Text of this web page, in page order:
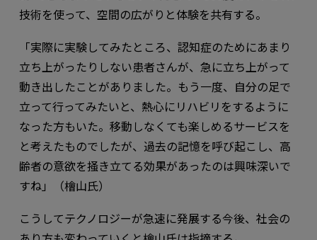
技術を使って、空間の広がりと体験を共有する。
「実際に実験してみたところ、認知症のためにあまり
立ち上がったりしない患者さんが、急に立ち上がって
動き出したことがありました。もう一度、自分の足で
立って行ってみたいと、熱心にリハビリをするように
なった方もいた。移動しなくても楽しめるサービスを
と考えたものでしたが、過去の記憶を呼び起こし、高
齢者の意欲を掻き立てる効果があったのは興味深いで
すね」（檜山氏）
こうしてテクノロジーが急速に発展する今後、社会の